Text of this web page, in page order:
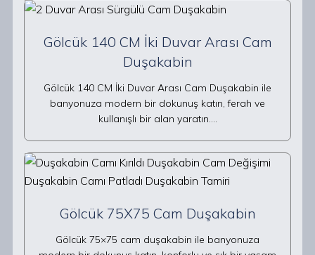
Gölcük 140 CM İki Duvar Arası Cam
Duşakabin
Gölcük 140 CM İki Duvar Arası Cam Duşakabin ile
banyonuza modern bir dokunuş katın, ferah ve
kullanışlı bir alan yaratın.…
Gölcük 75X75 Cam Duşakabin
Gölcük 75×75 cam duşakabin ile banyonuza